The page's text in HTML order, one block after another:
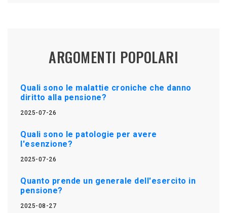
ARGOMENTI POPOLARI
Quali sono le malattie croniche che danno
diritto alla pensione?
2025-07-26
Quali sono le patologie per avere
l'esenzione?
2025-07-26
Quanto prende un generale dell'esercito in
pensione?
2025-08-27